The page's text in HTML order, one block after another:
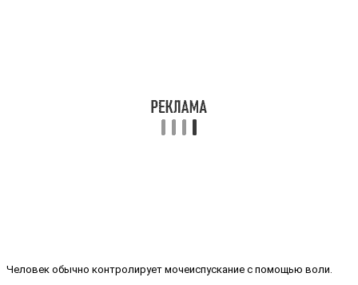
Человек обычно контролирует мочеиспускание с помощью воли.